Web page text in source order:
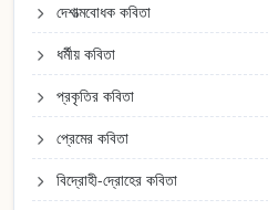
দেশাত্মবোধক কবিতা
ধর্মীয় কবিতা
প্রকৃতির কবিতা
প্রেমের কবিতা
বিদ্রোহী-দ্রোহের কবিতা